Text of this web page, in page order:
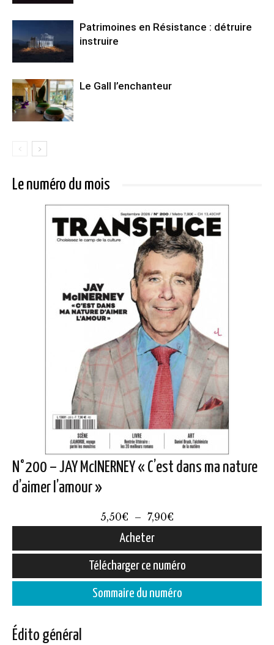
Patrimoines en Résistance : détruire
instruire
Le Gall l’enchanteur
Le numéro du mois
N°200 – JAY McINERNEY « C’est dans ma nature
d’aimer l’amour »
5,50€ – 7,90€
prix :
5,50€
à
7,90€
Acheter
produit
variations.
Télécharger ce numéro
Sommaire du numéro
Édito général